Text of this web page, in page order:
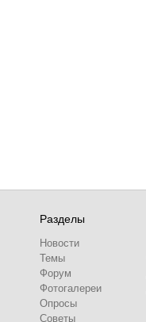
Разделы
Новости
Темы
Форум
Фотогалереи
Опросы
Советы